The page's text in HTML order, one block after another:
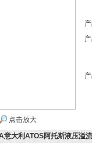
点击放大
意大利ATOS阿托斯液压溢